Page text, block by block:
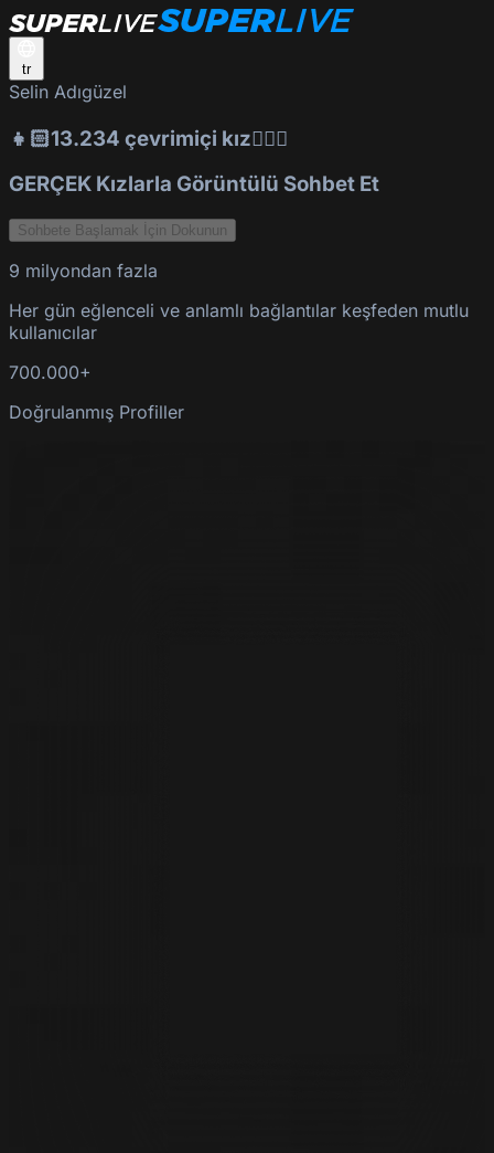
tr
Selin Adıgüzel
👧🏻13.234 çevrimiçi kız👱🏻‍♀️
GERÇEK Kızlarla Görüntülü Sohbet Et
Sohbete Başlamak İçin Dokunun
9 milyondan fazla
Her gün eğlenceli ve anlamlı bağlantılar keşfeden mutlu
kullanıcılar
700.000+
Doğrulanmış Profiller